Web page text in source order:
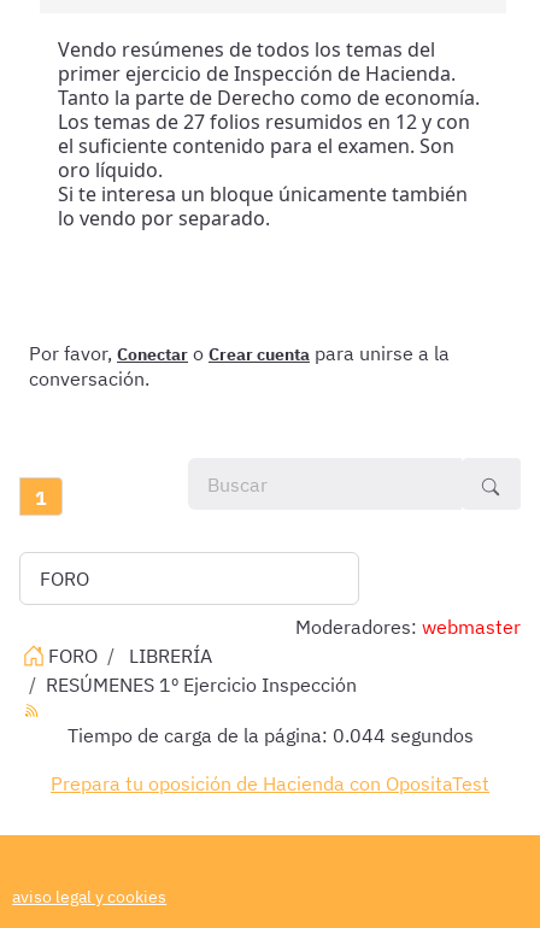
Vendo resúmenes de todos los temas del
primer ejercicio de Inspección de Hacienda.
Tanto la parte de Derecho como de economía.
Los temas de 27 folios resumidos en 12 y con
el suficiente contenido para el examen. Son
oro líquido.
Si te interesa un bloque únicamente también
lo vendo por separado.
Por favor, Conectar o Crear cuenta para unirse a la
conversación.
1
Moderadores: webmaster
FORO
LIBRERÍA
RESÚMENES 1º Ejercicio Inspección
Tiempo de carga de la página: 0.044 segundos
Prepara tu oposición de Hacienda con OpositaTest
aviso legal y cookies